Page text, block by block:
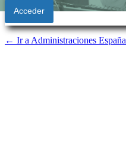
← Ir a Administraciones España